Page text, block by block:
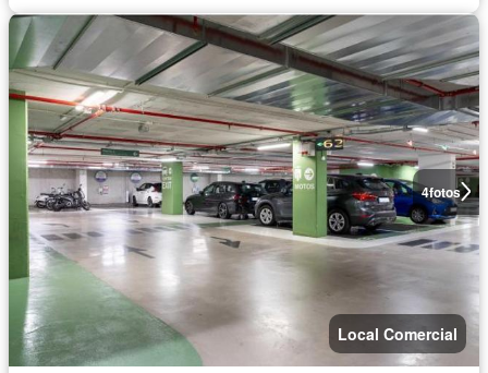
4fotos
Local Comercial